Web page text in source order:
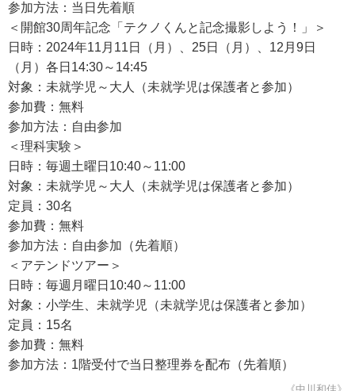
参加方法：当日先着順
＜開館30周年記念「テクノくんと記念撮影しよう！」＞
日時：2024年11月11日（月）、25日（月）、12月9日
（月）各日14:30～14:45
対象：未就学児～大人（未就学児は保護者と参加）
参加費：無料
参加方法：自由参加
＜理科実験＞
日時：毎週土曜日10:40～11:00
対象：未就学児～大人（未就学児は保護者と参加）
定員：30名
参加費：無料
参加方法：自由参加（先着順）
＜アテンドツアー＞
日時：毎週月曜日10:40～11:00
対象：小学生、未就学児（未就学児は保護者と参加）
定員：15名
参加費：無料
参加方法：1階受付で当日整理券を配布（先着順）